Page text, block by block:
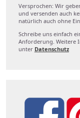
Versprochen: Wir
und versenden auch
natürlich auch ohne
Schreibe uns einfach
Anforderung. Weitere
unter Datenschutz